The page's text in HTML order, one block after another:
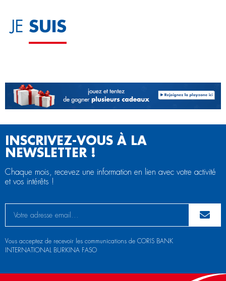
JE SUIS
INSCRIVEZ-VOUS À LA
NEWSLETTER !
Chaque mois, recevez une information en lien avec votre activité
et vos intérêts !
Vous acceptez de recevoir les communications de CORIS BANK
INTERNATIONAL BURKINA FASO